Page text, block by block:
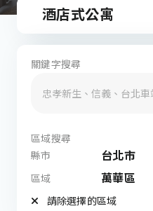
酒店式公寓
關鍵字搜尋
區域搜尋
縣市
台北市
區域 萬華區
請除選擇的區域